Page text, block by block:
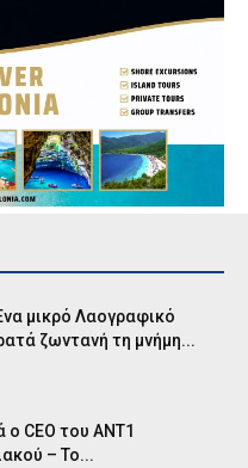
μικρό Λαογραφικό
ζωντανή τη μνήμη...
CEO του ANT1
– Το...